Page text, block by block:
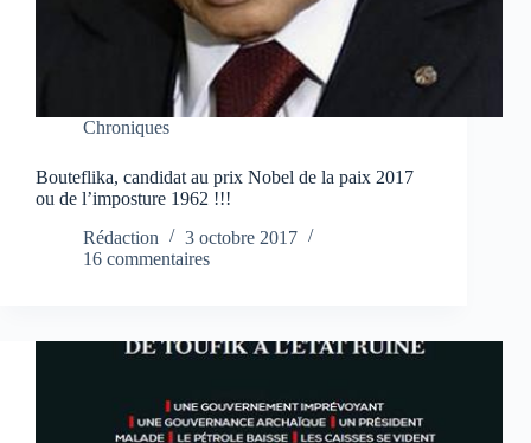
Chroniques
Bouteflika, candidat au prix Nobel de la paix 2017
ou de l’imposture 1962 !!!
Rédaction
3 octobre 2017
16 commentaires